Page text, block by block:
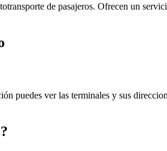
de pasajeros. Ofrecen un
puedes ver las terminales y sus